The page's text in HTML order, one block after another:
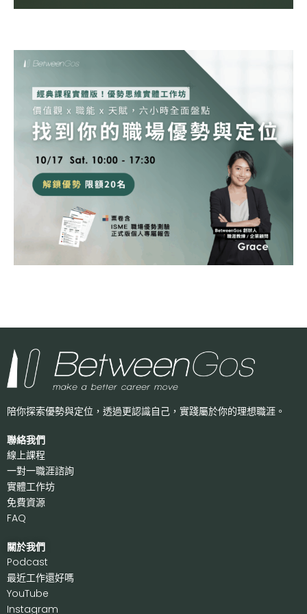
陪你探索優勢與定位，透過更認識自己， 實踐屬於你的理想職涯。
聯絡我們
線上課程
一對一職涯諮詢
實體工作坊
免費資源
FAQ
關於我們
Podcast
最近工作還好嗎
YouTube
Instagram